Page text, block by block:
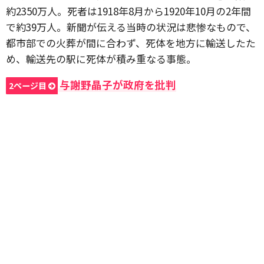
約2350万人。死者は1918年8月から1920年10月の2年間
で約39万人。新聞が伝える当時の状況は悲惨なもので、
都市部での火葬が間に合わず、死体を地方に輸送したた
め、輸送先の駅に死体が積み重なる事態。
2ページ目 与謝野晶子が政府を批判